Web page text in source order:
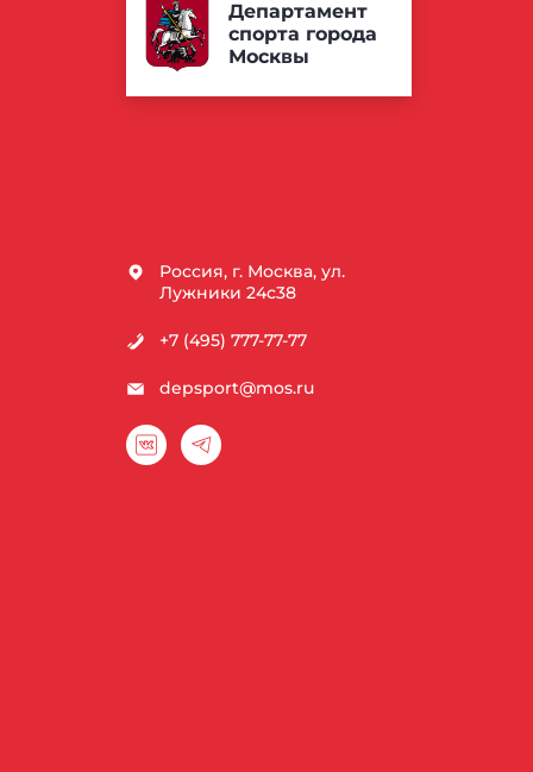
Департамент
спорта города
Москвы
Россия, г. Москва, ул.
Лужники 24с38
+7 (495) 777-77-77
depsport@mos.ru